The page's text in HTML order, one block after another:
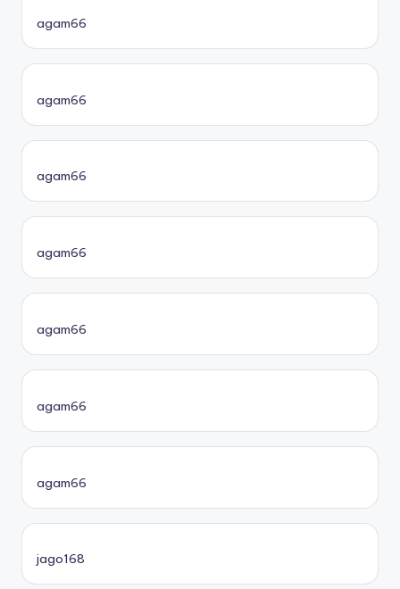
agam66
agam66
agam66
agam66
agam66
agam66
agam66
jago168